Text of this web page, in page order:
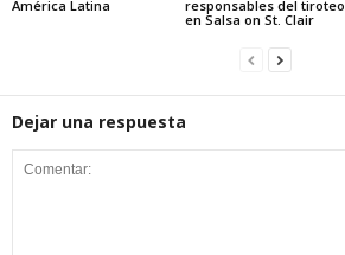
América Latina
responsables del tiroteo
en Salsa on St. Clair
Dejar una respuesta